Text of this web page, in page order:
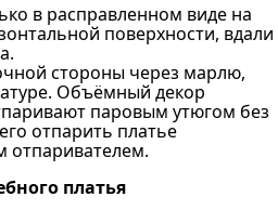
в расправленном виде на
поверхности, вдали
стороны через марлю,
Объёмный декор
паровым утюгом без
отпарить платье
отпаривателем.
платья